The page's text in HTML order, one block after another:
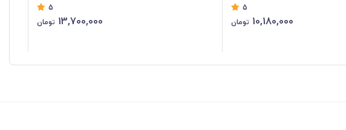
5
10,180,000 تومان
5
13,700,000 تومان